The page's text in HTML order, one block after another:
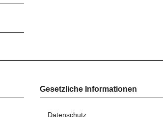
Gesetzliche Informationen
Datenschutz